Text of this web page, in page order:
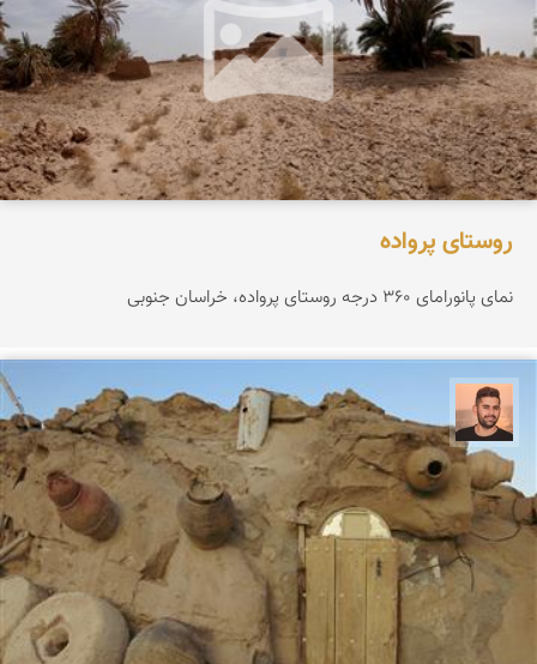
روستای پرواده
نمای پانورامای ۳۶۰ درجه روستای پرواده، خراسان جنوبی
ابراهیم رفیعی